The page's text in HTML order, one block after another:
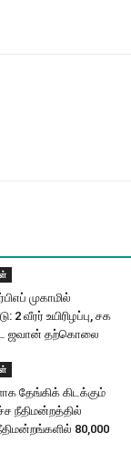
முகாமில்
2 வீரர் உயிரிழப்பு, சக
ஜவான் தற்கொலை
தேங்கிக் கிடக்கும்
நீதிமன்றத்தில்
80,000